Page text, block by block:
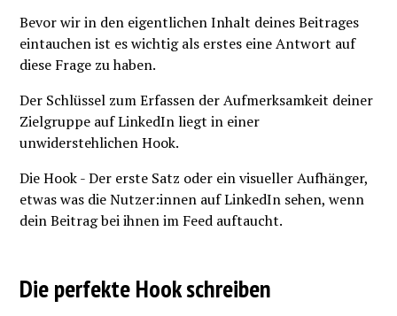
Bevor wir in den eigentlichen Inhalt deines Beitrages
eintauchen ist es wichtig als erstes eine Antwort auf
diese Frage zu haben.
Der Schlüssel zum Erfassen der Aufmerksamkeit deiner
Zielgruppe auf LinkedIn liegt in einer
unwiderstehlichen Hook.
Die Hook - Der erste Satz oder ein visueller Aufhänger,
etwas was die Nutzer:innen auf LinkedIn sehen, wenn
dein Beitrag bei ihnen im Feed auftaucht.
Die perfekte Hook schreiben